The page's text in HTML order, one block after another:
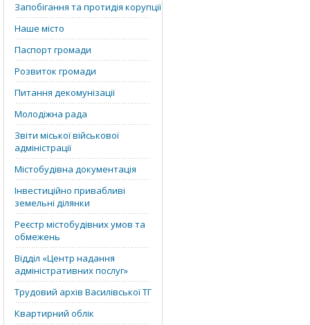
Запобігання та протидія корупції
Наше місто
Паспорт громади
Розвиток громади
Питання декомунізації
Молодіжна рада
Звіти міської військової
адміністрації
Містобудівна документація
Інвестиційно привабливі
земельні ділянки
Реєстр містобудівних умов та
обмежень
Відділ «‎Центр надання
адміністративних послуг»
Трудовий архів Василівської ТГ
Квартирний облік